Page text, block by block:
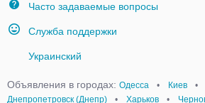
Часто задаваемые вопросы
Служба поддержки
Украинский
Объявления в городах: Одесса • Киев •
Днепропетровск (Днепр)
• Харьков •